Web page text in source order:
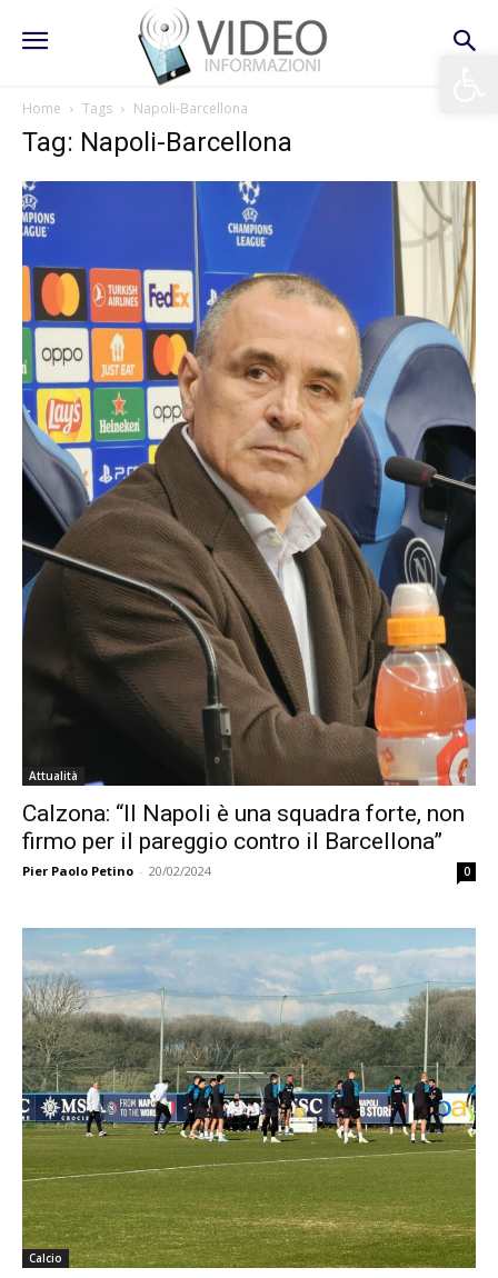
Home Tags Napoli-Barcellona
Tag: Napoli-Barcellona
Attualità
Calzona: “Il Napoli è una squadra forte, non
firmo per il pareggio contro il Barcellona”
Pier Paolo Petino - 20/02/2024 0
Calcio